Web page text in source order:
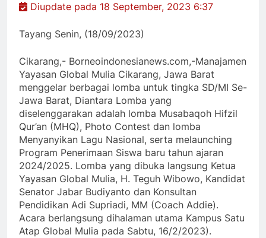
Diupdate pada 18 September, 2023 6:37
Tayang Senin, (18/09/2023)
Cikarang,- Borneoindonesianews.com,-Manajamen
Yayasan Global Mulia Cikarang, Jawa Barat
menggelar berbagai lomba untuk tingka SD/MI Se-
Jawa Barat, Diantara Lomba yang
diselenggarakan adalah lomba Musabaqoh Hifzil
Qur’an (MHQ), Photo Contest dan lomba
Menyanyikan Lagu Nasional, serta melaunching
Program Penerimaan Siswa baru tahun ajaran
2024/2025. Lomba yang dibuka langsung Ketua
Yayasan Global Mulia, H. Teguh Wibowo, Kandidat
Senator Jabar Budiyanto dan Konsultan
Pendidikan Adi Supriadi, MM (Coach Addie).
Acara berlangsung dihalaman utama Kampus Satu
Atap Global Mulia pada Sabtu, 16/2/2023).